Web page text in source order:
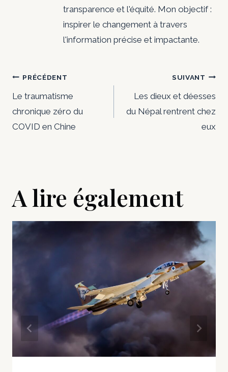
transparence et l'équité. Mon objectif :
inspirer le changement à travers
l'information précise et impactante.
Navigation
de
l’article
PRÉCÉDENT
Le traumatisme
chronique zéro du
COVID en Chine
SUIVANT
Les dieux et déesses
du Népal rentrent chez
eux
A lire également